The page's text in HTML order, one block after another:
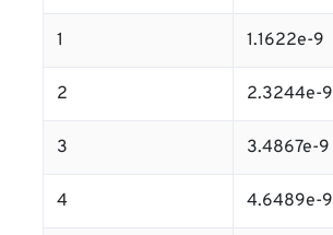
1 1.1622e-9
2 2.3244e-9
3 3.4867e-9
4 4.6489e-9